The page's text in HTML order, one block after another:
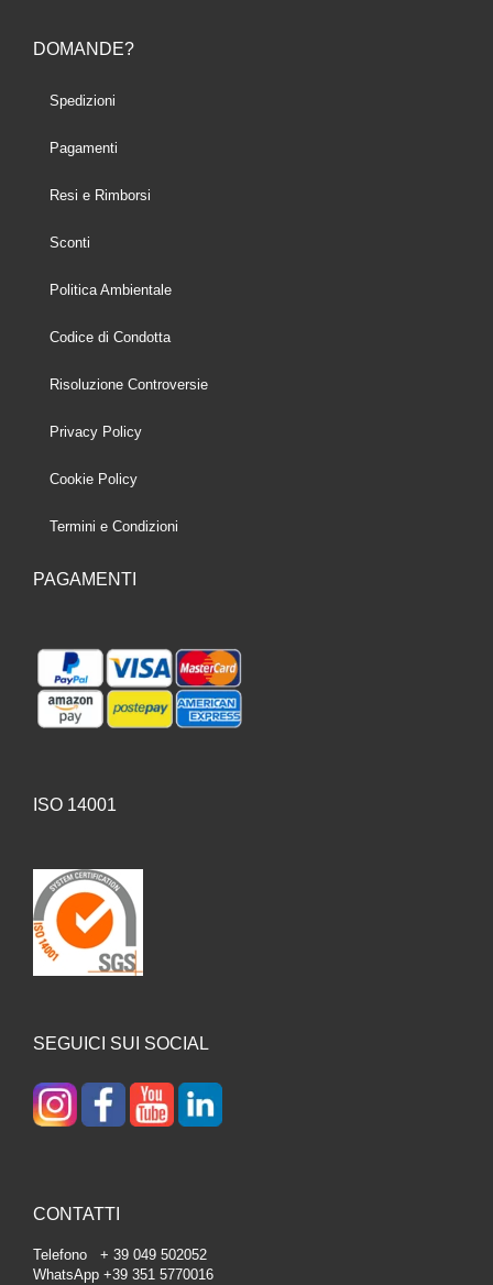
DOMANDE?
Spedizioni
Pagamenti
Resi e Rimborsi
Sconti
Politica Ambientale
Codice di Condotta
Risoluzione Controversie
Privacy Policy
Cookie Policy
Termini e Condizioni
PAGAMENTI
ISO 14001
SEGUICI SUI SOCIAL
CONTATTI
Telefono + 39 049 502052
WhatsApp +39 351 5770016